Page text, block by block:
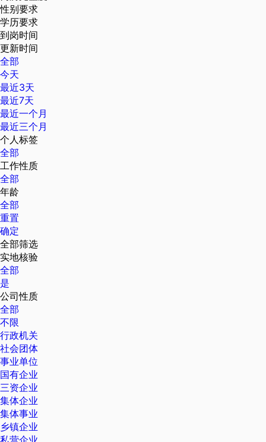
性别要求
学历要求
到岗时间
更新时间
全部
今天
最近3天
最近7天
最近一个月
最近三个月
个人标签
全部
工作性质
全部
年龄
全部
重置
确定
全部筛选
实地核验
全部
是
公司性质
全部
不限
行政机关
社会团体
事业单位
国有企业
三资企业
集体企业
集体事业
乡镇企业